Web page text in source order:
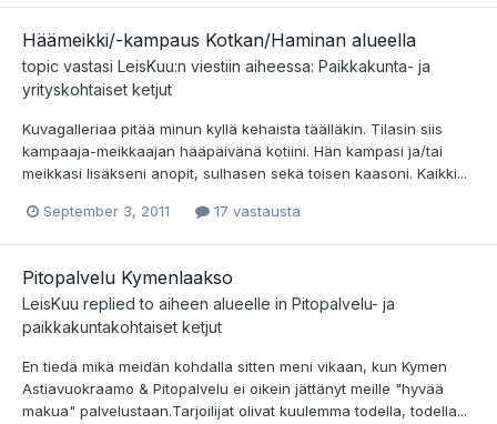
Häämeikki/-kampaus Kotkan/Haminan alueella
topic vastasi LeisKuu:n viestiin aiheessa: Paikkakunta- ja
yrityskohtaiset ketjut
Kuvagalleriaa pitää minun kyllä kehaista täälläkin. Tilasin siis
kampaaja-meikkaajan hääpäivänä kotiini. Hän kampasi ja/tai
meikkasi lisäkseni anopit, sulhasen sekä toisen kaasoni. Kaikki...
September 3, 2011 17 vastausta
Pitopalvelu Kymenlaakso
LeisKuu replied to aiheen alueelle in Pitopalvelu- ja
paikkakuntakohtaiset ketjut
En tiedä mikä meidän kohdalla sitten meni vikaan, kun Kymen
Astiavuokraamo & Pitopalvelu ei oikein jättänyt meille "hyvää
makua" palvelustaan.Tarjoilijat olivat kuulemma todella, todella...